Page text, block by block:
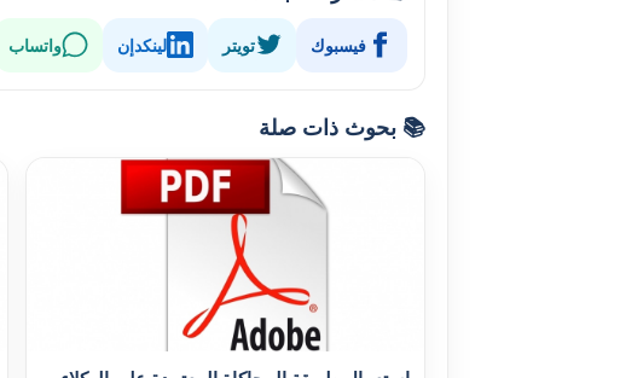
فيسبوك تويتر لينكدإن واتساب
📚 بحوث ذات صلة